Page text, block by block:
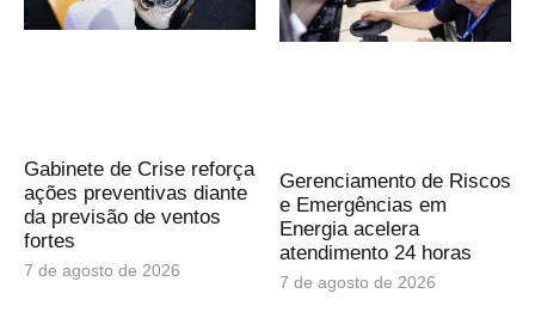
Gabinete de Crise reforça
ações preventivas diante
da previsão de ventos
fortes
7 de agosto de 2026
Gerenciamento de Riscos
e Emergências em
Energia acelera
atendimento 24 horas
7 de agosto de 2026